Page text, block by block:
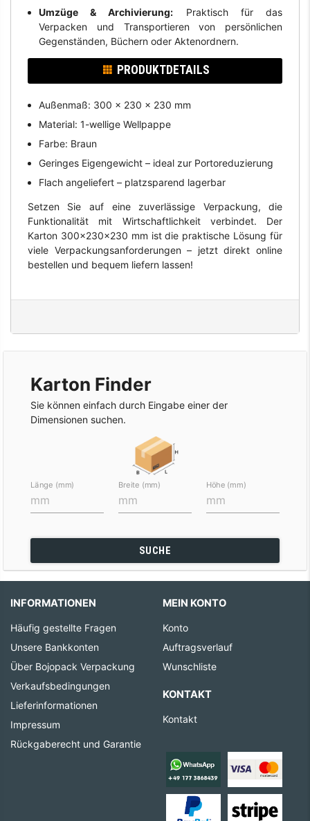
Umzüge & Archivierung: Praktisch für das
Verpacken und Transportieren von persönlichen
Gegenständen, Büchern oder Aktenordnern.
PRODUKTDETAILS
Außenmaß: 300 x 230 x 230 mm
Material: 1-wellige Wellpappe
Farbe: Braun
Geringes Eigengewicht – ideal zur Portoreduzierung
Flach angeliefert – platzsparend lagerbar
Setzen Sie auf eine zuverlässige Verpackung, die
Funktionalität mit Wirtschaftlichkeit verbindet. Der
Karton 300x230x230 mm ist die praktische Lösung für
viele Verpackungsanforderungen – jetzt direkt online
bestellen und bequem liefern lassen!
Karton Finder
Sie können einfach durch Eingabe einer der
Dimensionen suchen.
Länge (mm) Breite (mm) Höhe (mm)
SUCHE
INFORMATIONEN
Häufig gestellte Fragen
Unsere Bankkonten
Über Bojopack Verpackung
Verkaufsbedingungen
Lieferinformationen
Impressum
Rückgaberecht und Garantie
MEIN KONTO
Konto
Auftragsverlauf
Wunschliste
KONTAKT
Kontakt